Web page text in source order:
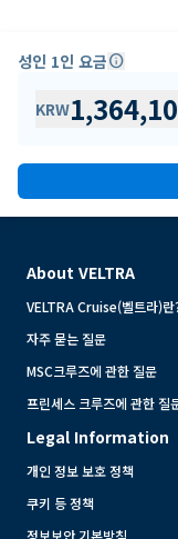
성인 1인 요금info
KRW
About VELTRA
VELTRA Cruise(벨트라)란
자주 묻는 질문
MSC크루즈에 관한 질문
프린세스 크루즈에 관한 질
Legal Information
개인 정보 보호 정책
쿠키 등 정책
정보보안 기본방침